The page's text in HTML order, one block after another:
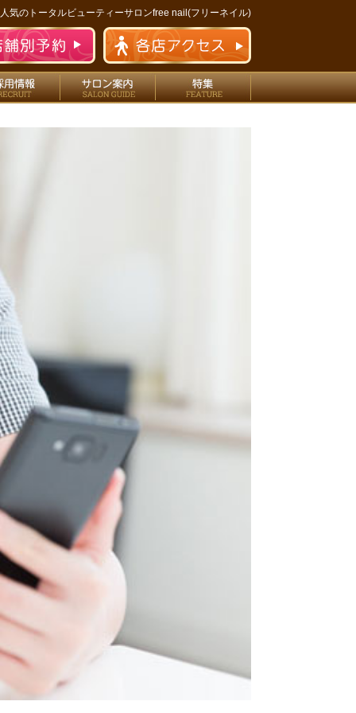
人気のトータルビューティーサロンfree nail(フリーネイル)
エステ 採用情報 サロン案内